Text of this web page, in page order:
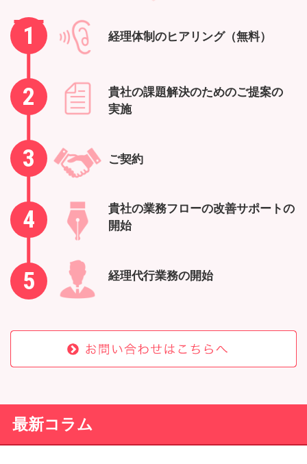
1
2
3
4
5
経理体制のヒアリング（無料）
貴社の課題解決のためのご提案の
実施
ご契約
貴社の業務フローの改善サポートの
開始
経理代行業務の開始
最新コラム